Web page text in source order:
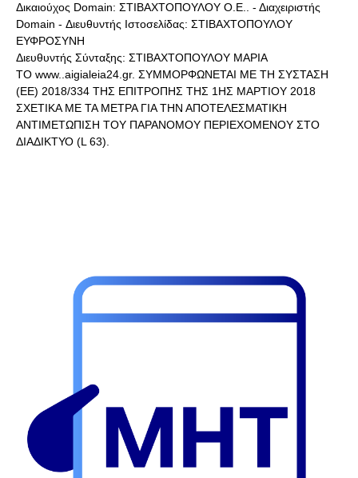
Δικαιούχος Domain: ΣΤΙΒΑΧΤΟΠΟΥΛΟΥ Ο.Ε.. - Διαχειριστής
Domain - Διευθυντής Ιστοσελίδας: ΣΤΙΒΑΧΤΟΠΟΥΛΟΥ
ΕΥΦΡΟΣΥΝΗ
Διευθυντής Σύνταξης: ΣΤΙΒΑΧΤΟΠΟΥΛΟΥ ΜΑΡΙΑ
ΤΟ www..aigialeia24.gr. ΣΥΜΜΟΡΦΩΝΕΤΑΙ ΜΕ ΤΗ ΣΥΣΤΑΣΗ
(ΕΕ) 2018/334 ΤΗΣ ΕΠΙΤΡΟΠΗΣ ΤΗΣ 1ΗΣ ΜΑΡΤΙΟΥ 2018
ΣΧΕΤΙΚΑ ΜΕ ΤΑ ΜΕΤΡΑ ΓΙΑ ΤΗΝ ΑΠΟΤΕΛΕΣΜΑΤΙΚΗ
ΑΝΤΙΜΕΤΩΠΙΣΗ ΤΟΥ ΠΑΡΑΝΟΜΟΥ ΠΕΡΙΕΧΟΜΕΝΟΥ ΣΤΟ
ΔΙΑΔΙΚΤΥΟ (L 63).